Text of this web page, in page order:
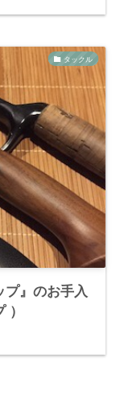
タックル
プ』のお手入